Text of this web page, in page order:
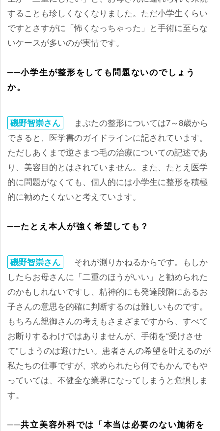
することも珍しくなくなりました。ただ小学生くらい
ですとさすがに「怖くなっちゃった」と手術に至らな
いケースが多いのが実情です。
──小学生が整形をしても問題ないのでしょう
か。
磯野智崇さん
まぶたの整形については7～8歳から
できると、医学書のガイドラインに記されています。
ただしあくまで逆さまつ毛の治療についての記述であ
り、美容目的とはされていません。また、たとえ医学
的に問題がなくても、個人的には小学生に整形を積極
的に勧めたくないと考えています。
──たとえ本人が強く希望しても？
磯野智崇さん
それが測りかねるからです。もしか
したらお母さんに「二重のほうがいい」と勧められた
のかもしれないですし、精神的にも発達段階にあるお
子さんの意思を的確に判断するのは難しいものです。
もちろん親御さんの考えもさまざまですから、すべて
お断りするわけではありませんが、手術を“受けさせ
て”しまうのは避けたい。患者さんの希望を叶えるのが
私たちの仕事ですが、求められたら何でもかんでも
っていては、不健全な業界になってしまうと危惧しま
す。
──共立美容外科では「本当は必要のない施術を